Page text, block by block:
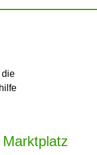
die
Marktplatz